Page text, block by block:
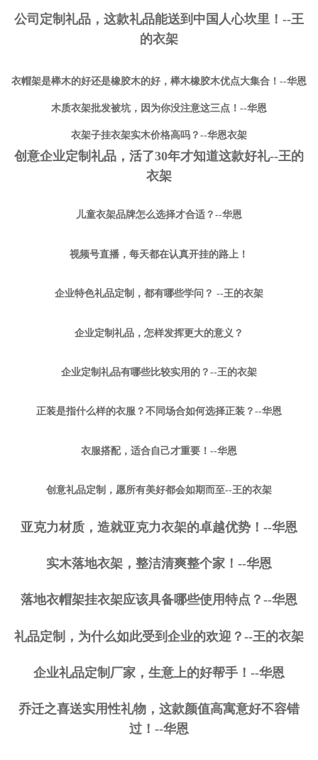
公司定制礼品，这款礼品能送到中国人心坎里！--王
的衣架
衣帽架是榉木的好还是橡胶木的好，榉木橡胶木优点大集合！--华恩
木质衣架批发被坑，因为你没注意这三点！--华恩
衣架子挂衣架实木价格高吗？--华恩衣架
创意企业定制礼品，活了30年才知道这款好礼--王的
衣架
儿童衣架品牌怎么选择才合适？--华恩
视频号直播，每天都在认真开挂的路上！
企业特色礼品定制，都有哪些学问？ --王的衣架
企业定制礼品，怎样发挥更大的意义？
企业定制礼品有哪些比较实用的？--王的衣架
正装是指什么样的衣服？不同场合如何选择正装？--华恩
衣服搭配，适合自己才重要！--华恩
创意礼品定制，愿所有美好都会如期而至--王的衣架
亚克力材质，造就亚克力衣架的卓越优势！--华恩
实木落地衣架，整洁清爽整个家！--华恩
落地衣帽架挂衣架应该具备哪些使用特点？--华恩
礼品定制，为什么如此受到企业的欢迎？--王的衣架
企业礼品定制厂家，生意上的好帮手！--华恩
乔迁之喜送实用性礼物，这款颜值高寓意好不容错
过！--华恩